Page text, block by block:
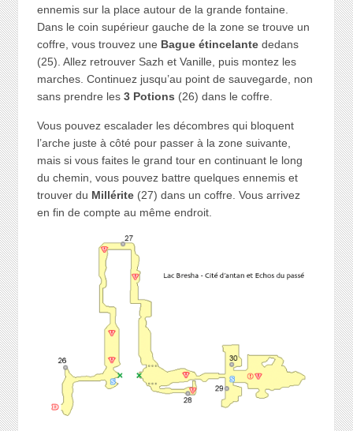
ennemis sur la place autour de la grande fontaine.
Dans le coin supérieur gauche de la zone se trouve un
coffre, vous trouvez une Bague étincelantededans
(25). Allez retrouver Sazh et Vanille, puis montez les
marches. Continuez jusqu’au point de sauvegarde, non
sans prendre les 3 Potions (26) dans le coffre.
Vous pouvez escalader les décombres qui bloquent
l’arche juste à côté pour passer à la zone suivante,
mais si vous faites le grand tour en continuant le long
du chemin, vous pouvez battre quelques ennemis et
trouver du Millérite(27) dans un coffre. Vous arrivez
en fin de compte au même endroit.